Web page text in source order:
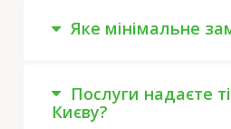
Яке мінімальне
Послуги надаєте
Києву?